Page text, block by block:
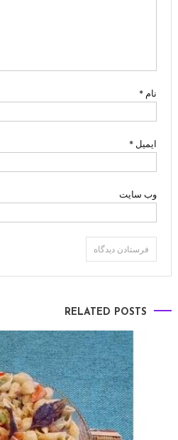
نام*
ایمیل *
وب‌ سایت
RELATED POSTS